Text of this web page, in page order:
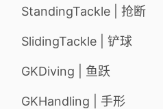
StandingTackle | 抢断
SlidingTackle | 铲球
GKDiving | 鱼跃
GKHandling | 手形